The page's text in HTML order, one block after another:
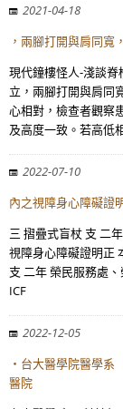
2021-04-18
，兩腳打開與肩同寬
現代鐘樓怪人-淺談
立，兩腳打開與肩同
心相對，檢查者觀察
及高度一致。若高低
2022-07-10
內之視障身心障礙證
三 摺疊式盲杖 支 二
視障身心障礙證明正
支 二年 榮民服務處
ICF
2022-12-05
・台大醫學院醫學系
醫院